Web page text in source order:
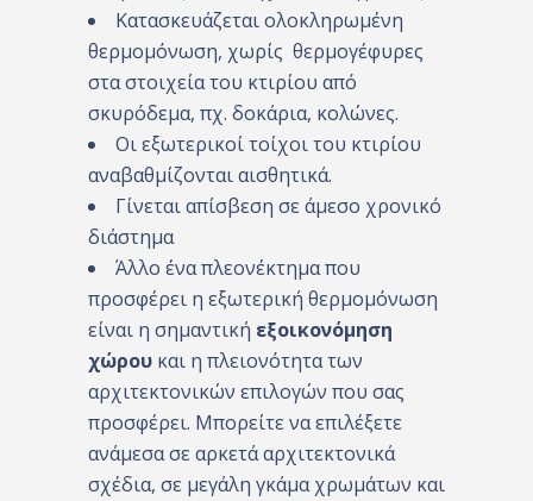
Κατασκευάζεται ολοκληρωμένη
θερμομόνωση, χωρίς θερμογέφυρες
στα στοιχεία του κτιρίου από
σκυρόδεμα, πχ. δοκάρια, κολώνες.
Οι εξωτερικοί τοίχοι του κτιρίου
αναβαθμίζονται αισθητικά.
Γίνεται απίσβεση σε άμεσο χρονικό
διάστημα
Άλλο ένα πλεονέκτημα που
προσφέρει η εξωτερική θερμομόνωση
είναι η σημαντική εξοικονόμηση
χώρου και η πλειονότητα των
αρχιτεκτονικών επιλογών που σας
προσφέρει. Μπορείτε να επιλέξετε
ανάμεσα σε αρκετά αρχιτεκτονικά
σχέδια, σε μεγάλη γκάμα χρωμάτων και